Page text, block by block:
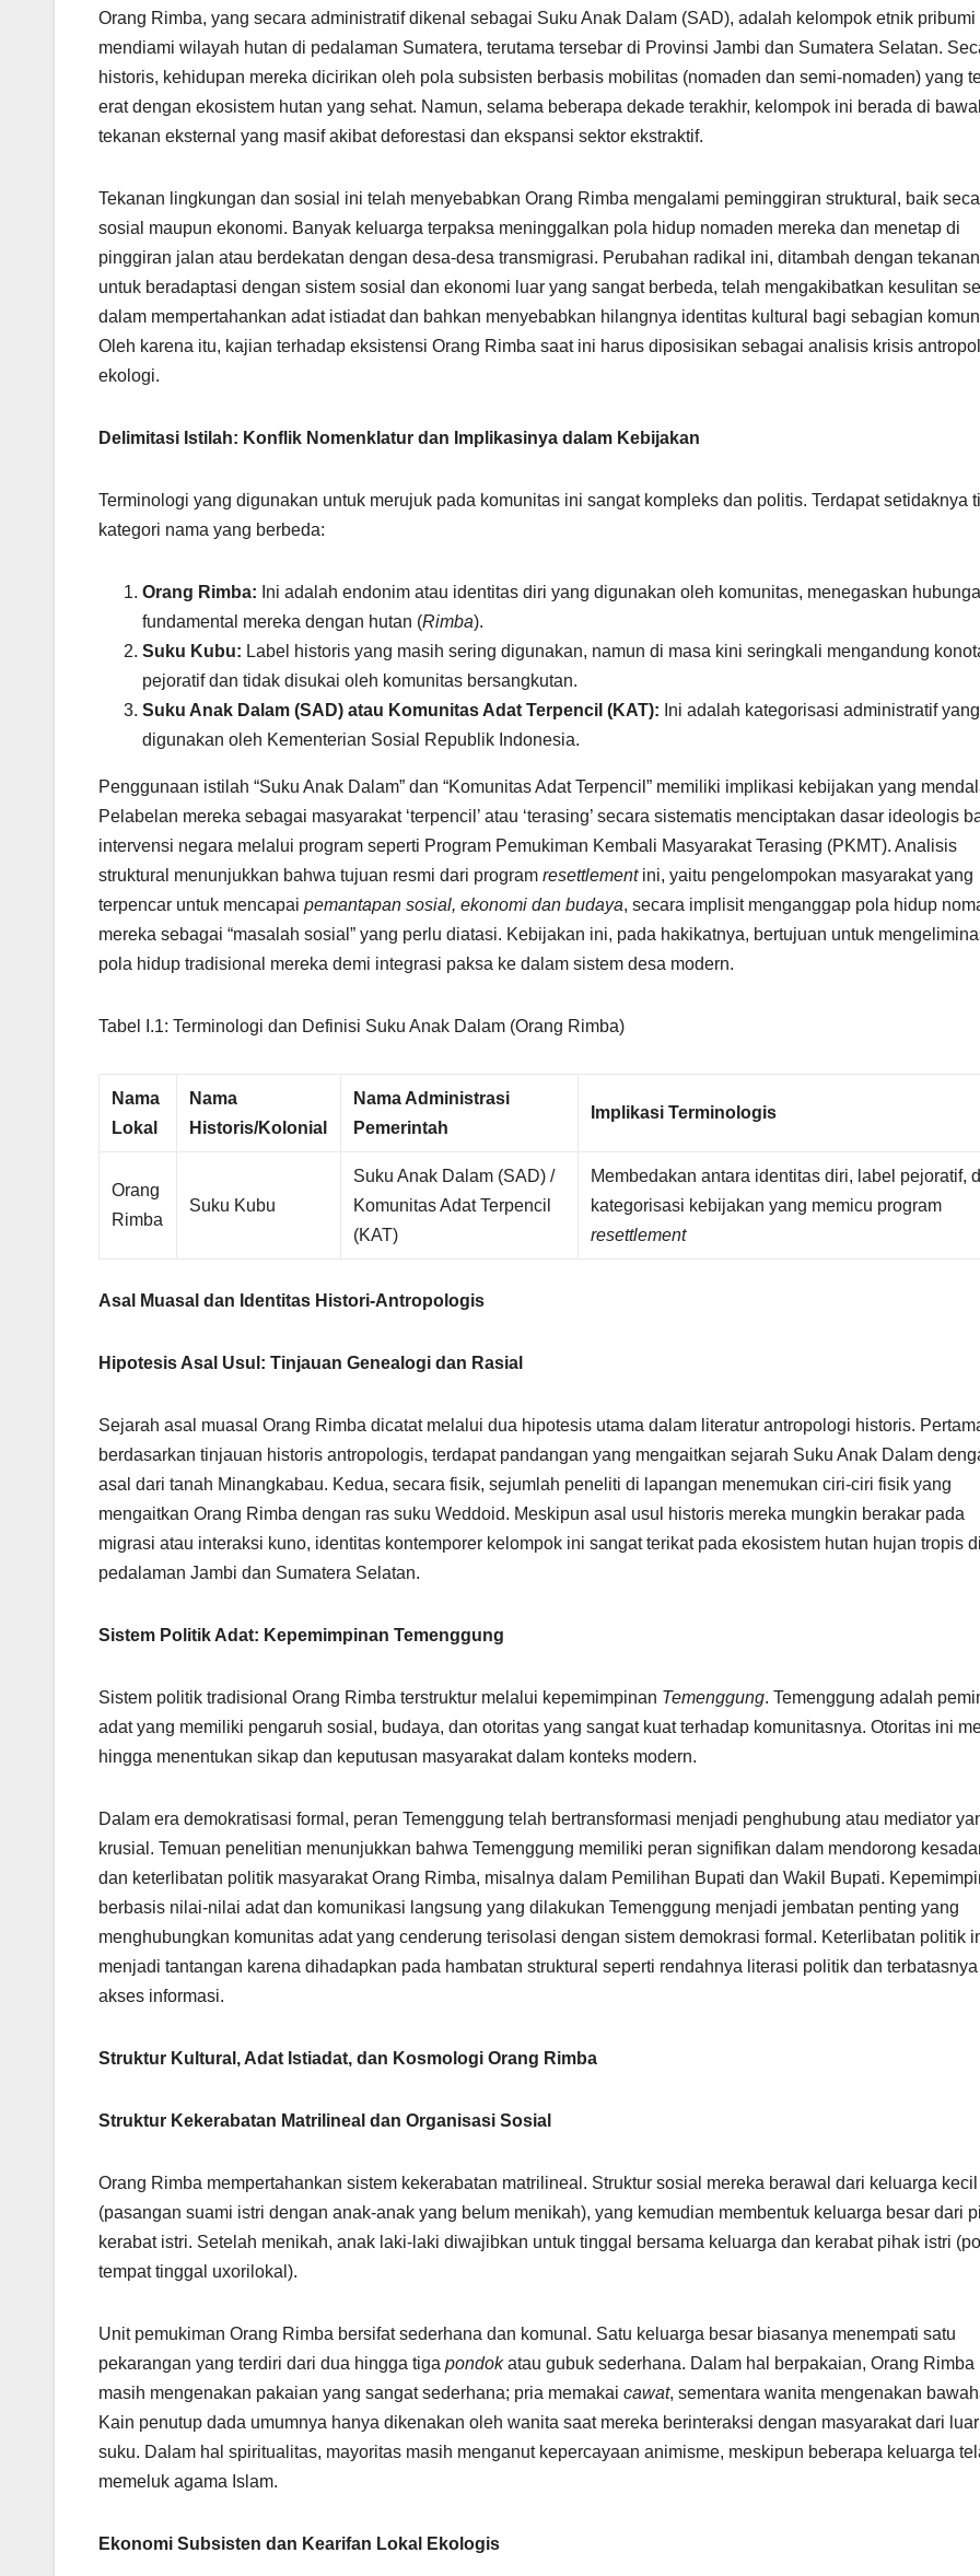
Orang Rimba, yang secara administratif dikenal sebagai Suku Anak Dalam (SAD), adalah kelompok etnik pribumi
mendiami wilayah hutan di pedalaman Sumatera, terutama tersebar di Provinsi Jambi dan Sumatera Selatan.
historis, kehidupan mereka dicirikan oleh pola subsisten berbasis mobilitas (nomaden dan semi-nomaden) yang
erat dengan ekosistem hutan yang sehat. Namun, selama beberapa dekade terakhir, kelompok ini berada di
tekanan eksternal yang masif akibat deforestasi dan ekspansi sektor ekstraktif.
Tekanan lingkungan dan sosial ini telah menyebabkan Orang Rimba mengalami peminggiran struktural, baik
sosial maupun ekonomi. Banyak keluarga terpaksa meninggalkan pola hidup nomaden mereka dan menetap di
pinggiran jalan atau berdekatan dengan desa-desa transmigrasi. Perubahan radikal ini, ditambah dengan tekanan
untuk beradaptasi dengan sistem sosial dan ekonomi luar yang sangat berbeda, telah mengakibatkan kesulitan
dalam mempertahankan adat istiadat dan bahkan menyebabkan hilangnya identitas kultural bagi sebagian
Oleh karena itu, kajian terhadap eksistensi Orang Rimba saat ini harus diposisikan sebagai analisis krisis
ekologi.
Delimitasi Istilah: Konflik Nomenklatur dan Implikasinya dalam Kebijakan
Terminologi yang digunakan untuk merujuk pada komunitas ini sangat kompleks dan politis. Terdapat setidaknya
kategori nama yang berbeda:
Orang Rimba: Ini adalah endonim atau identitas diri yang digunakan oleh komunitas, menegaskan
fundamental mereka dengan hutan (Rimba).
Suku Kubu: Label historis yang masih sering digunakan, namun di masa kini seringkali mengandung
pejoratif dan tidak disukai oleh komunitas bersangkutan.
Suku Anak Dalam (SAD) atau Komunitas Adat Terpencil (KAT): Ini adalah kategorisasi administratif yang
digunakan oleh Kementerian Sosial Republik Indonesia.
Penggunaan istilah “Suku Anak Dalam” dan “Komunitas Adat Terpencil” memiliki implikasi kebijakan yang
Pelabelan mereka sebagai masyarakat ‘terpencil’ atau ‘terasing’ secara sistematis menciptakan dasar ideologis
intervensi negara melalui program seperti Program Pemukiman Kembali Masyarakat Terasing (PKMT). Analisis
struktural menunjukkan bahwa tujuan resmi dari program resettlementini, yaitu pengelompokan masyarakat yang
terpencar untuk mencapai pemantapan sosial, ekonomi dan budaya, secara implisit menganggap pola hidup
mereka sebagai “masalah sosial” yang perlu diatasi. Kebijakan ini, pada hakikatnya, bertujuan untuk
pola hidup tradisional mereka demi integrasi paksa ke dalam sistem desa modern.
Tabel I.1: Terminologi dan Definisi Suku Anak Dalam (Orang Rimba)
Nama
Lokal
Nama
Historis/Kolonial
Nama Administrasi
Pemerintah
Implikasi Terminologis
Orang
Rimba
Suku Kubu
Suku Anak Dalam (SAD) /
Komunitas Adat Terpencil
(KAT)
Membedakan antara identitas diri, label pejoratif,
kategorisasi kebijakan yang memicu program
resettlement
Asal Muasal dan Identitas Histori-Antropologis
Hipotesis Asal Usul: Tinjauan Genealogi dan Rasial
Sejarah asal muasal Orang Rimba dicatat melalui dua hipotesis utama dalam literatur antropologi historis.
berdasarkan tinjauan historis antropologis, terdapat pandangan yang mengaitkan sejarah Suku Anak Dalam
asal dari tanah Minangkabau. Kedua, secara fisik, sejumlah peneliti di lapangan menemukan ciri-ciri fisik yang
mengaitkan Orang Rimba dengan ras suku Weddoid. Meskipun asal usul historis mereka mungkin berakar pada
migrasi atau interaksi kuno, identitas kontemporer kelompok ini sangat terikat pada ekosistem hutan hujan tropis di
pedalaman Jambi dan Sumatera Selatan.
Sistem Politik Adat: Kepemimpinan Temenggung
Sistem politik tradisional Orang Rimba terstruktur melalui kepemimpinan Temenggung. Temenggung adalah
adat yang memiliki pengaruh sosial, budaya, dan otoritas yang sangat kuat terhadap komunitasnya. Otoritas ini
hingga menentukan sikap dan keputusan masyarakat dalam konteks modern.
Dalam era demokratisasi formal, peran Temenggung telah bertransformasi menjadi penghubung atau mediator
krusial. Temuan penelitian menunjukkan bahwa Temenggung memiliki peran signifikan dalam mendorong
dan keterlibatan politik masyarakat Orang Rimba, misalnya dalam Pemilihan Bupati dan Wakil Bupati.
berbasis nilai-nilai adat dan komunikasi langsung yang dilakukan Temenggung menjadi jembatan penting yang
menghubungkan komunitas adat yang cenderung terisolasi dengan sistem demokrasi formal. Keterlibatan politik
menjadi tantangan karena dihadapkan pada hambatan struktural seperti rendahnya literasi politik dan terbatasnya
akses informasi.
Struktur Kultural, Adat Istiadat, dan Kosmologi Orang Rimba
Struktur Kekerabatan Matrilineal dan Organisasi Sosial
Orang Rimba mempertahankan sistem kekerabatan matrilineal. Struktur sosial mereka berawal dari keluarga kecil
(pasangan suami istri dengan anak-anak yang belum menikah), yang kemudian membentuk keluarga besar dari
kerabat istri. Setelah menikah, anak laki-laki diwajibkan untuk tinggal bersama keluarga dan kerabat pihak istri
tempat tinggal uxorilokal).
Unit pemukiman Orang Rimba bersifat sederhana dan komunal. Satu keluarga besar biasanya menempati satu
pekarangan yang terdiri dari dua hingga tiga pondokatau gubuk sederhana. Dalam hal berpakaian, Orang Rimba
masih mengenakan pakaian yang sangat sederhana; pria memakai cawat, sementara wanita mengenakan
Kain penutup dada umumnya hanya dikenakan oleh wanita saat mereka berinteraksi dengan masyarakat dari luar
suku. Dalam hal spiritualitas, mayoritas masih menganut kepercayaan animisme, meskipun beberapa keluarga
memeluk agama Islam.
Ekonomi Subsisten dan Kearifan Lokal Ekologis